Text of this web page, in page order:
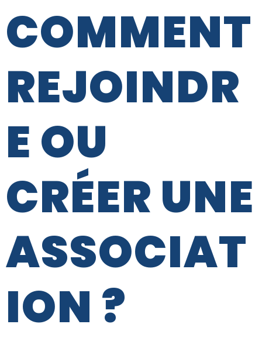
COMMENT
REJOINDR
E OU
CRÉER UNE
ASSOCIAT
ION ?